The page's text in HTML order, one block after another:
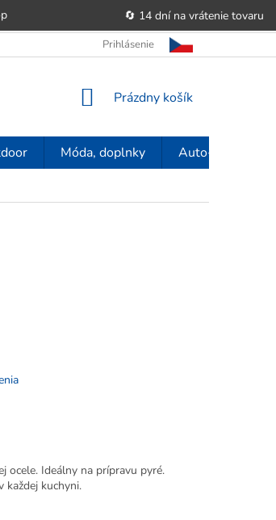
🔄 14 dní na vrátenie tovaru
OBCHODNÉ PODMIENKY POUČENIE O PRÁVE
Prihlásenie
NÁKUPNÝ
Prázdny košík
Móda, doplnky Auto-moto
ocele. Ideálny na prípravu pyré.
každej kuchyni.